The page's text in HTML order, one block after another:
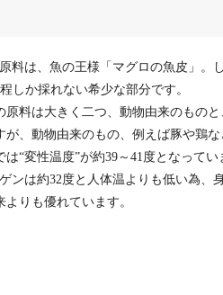
料は、魚の王様「マグロの魚皮」。
しか採れない希少な部分です。
原料は大きく二つ、動物由来のもの
が、動物由来のもの、例えば豚や鶏な
は“変性温度”が約39～41度となって
ンは約32度と人体温よりも低い為、
りも優れています。